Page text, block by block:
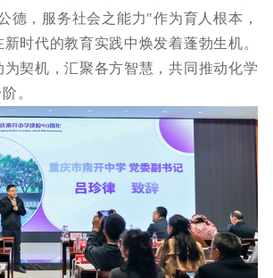
德，服务社会之能力"作为育人根本，
时代的教育实践中焕发着蓬勃生机。
契机，汇聚各方智慧，共同推动化学
。